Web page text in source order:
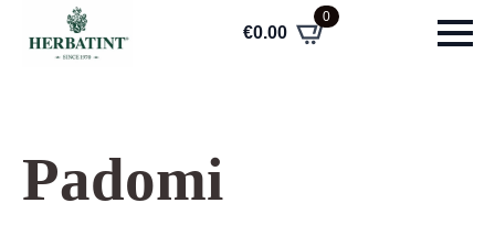
€0.00
0
Padomi